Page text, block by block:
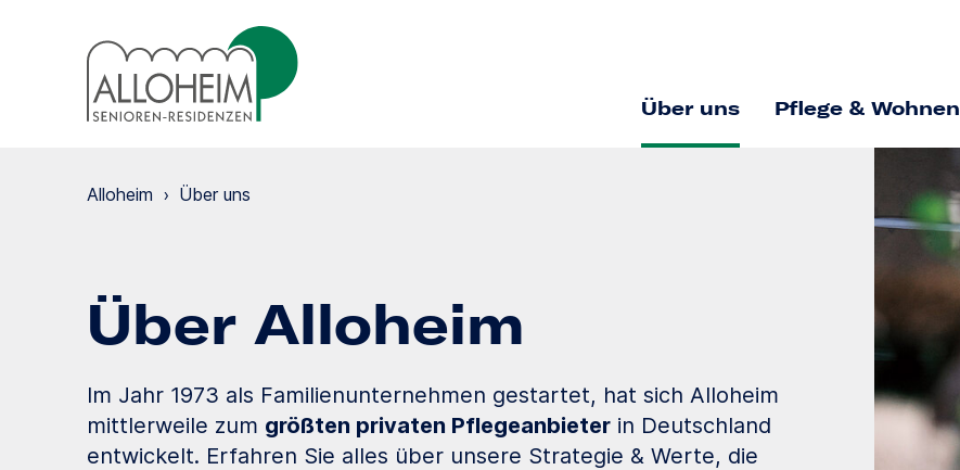
Über uns Pflege & Wohnen
Alloheim › Über uns
Über Alloheim
Im Jahr 1973 als Familienunternehmen gestartet, hat sich Alloheim
mittlerweile zum größten privaten Pflegeanbieter in Deutschland
entwickelt. Erfahren Sie alles über unsere Strategie & Werte, die